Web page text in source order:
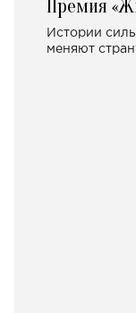
Премия
Истории
меняют